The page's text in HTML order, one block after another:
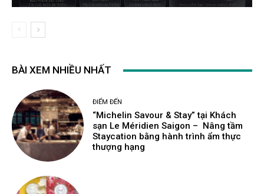
BÀI XEM NHIỀU NHẤT
ĐIỂM ĐẾN
“Michelin Savour & Stay” tại Khách
sạn Le Méridien Saigon – Nâng tầm
Staycation bằng hành trình ẩm thực
thượng hạng